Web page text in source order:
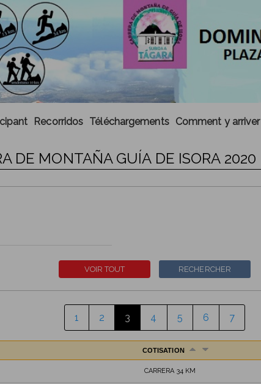
Recorridos Téléchargements Comment y arriver
DE MONTAÑA GUÍA DE ISORA 2020
1 2 3 4 5 6 7
COTISATION
CARRERA 34 KM